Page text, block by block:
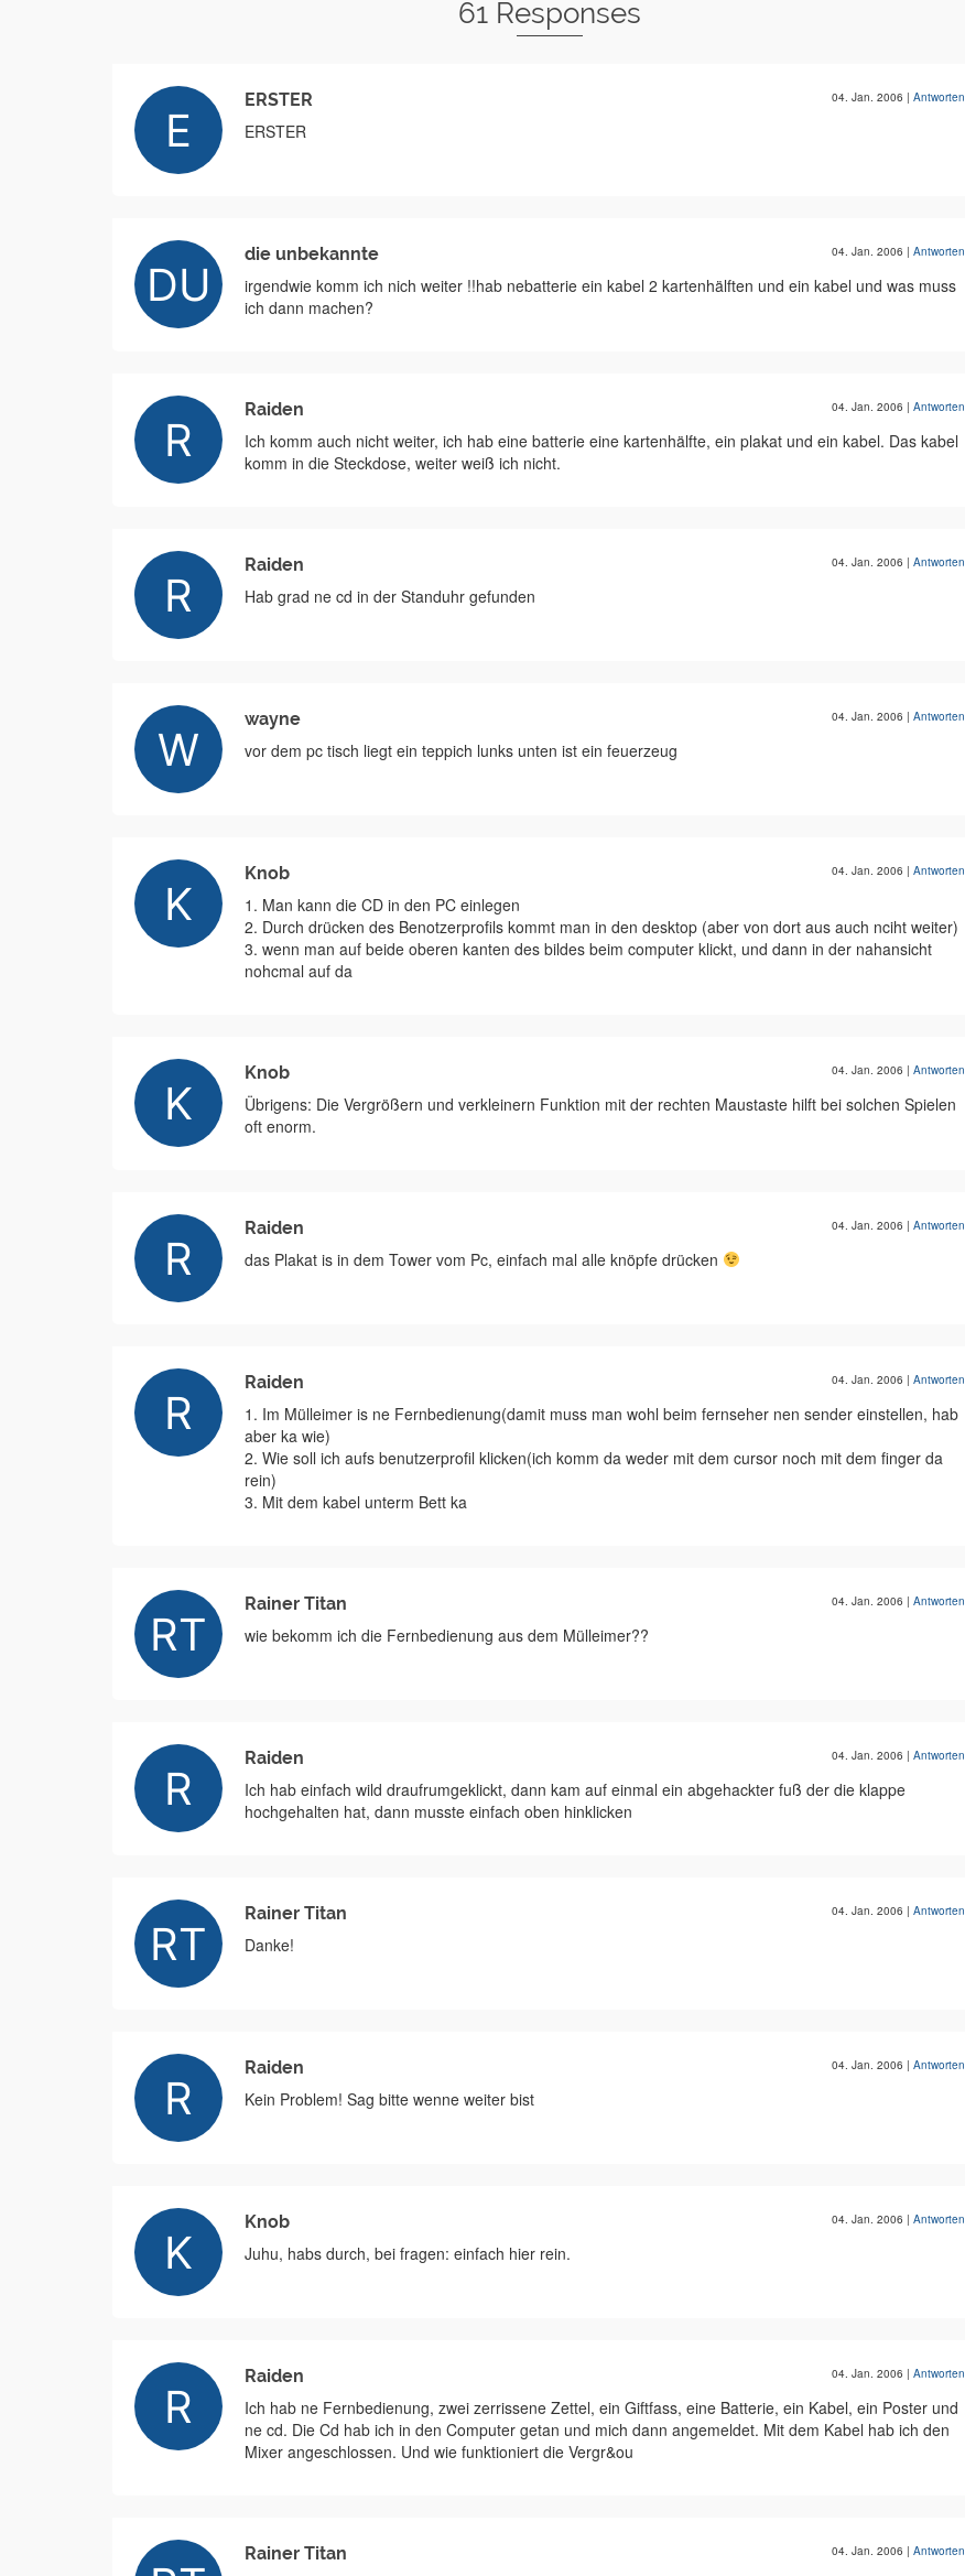
61 Responses
ERSTER 04. Jan. 2006 | Antworten
ERSTER
die unbekannte 04. Jan. 2006 | Antworten
irgendwie komm ich nich weiter !!hab nebatterie ein kabel 2 kartenhälften und ein kabel und was muss
ich dann machen?
Raiden 04. Jan. 2006 | Antworten
Ich komm auch nicht weiter, ich hab eine batterie eine kartenhälfte, ein plakat und ein kabel. Das kabel
komm in die Steckdose, weiter weiß ich nicht.
Raiden 04. Jan. 2006 | Antworten
Hab grad ne cd in der Standuhr gefunden
wayne 04. Jan. 2006 | Antworten
vor dem pc tisch liegt ein teppich lunks unten ist ein feuerzeug
Knob 04. Jan. 2006 | Antworten
1. Man kann die CD in den PC einlegen
2. Durch drücken des Benotzerprofils kommt man in den desktop (aber von dort aus auch nciht weiter)
3. wenn man auf beide oberen kanten des bildes beim computer klickt, und dann in der nahansicht
nohcmal auf da
Knob 04. Jan. 2006 | Antworten
Übrigens: Die Vergrößern und verkleinern Funktion mit der rechten Maustaste hilft bei solchen Spielen
oft enorm.
Raiden 04. Jan. 2006 | Antworten
das Plakat is in dem Tower vom Pc, einfach mal alle knöpfe drücken
Raiden 04. Jan. 2006 | Antworten
1. Im Mülleimer is ne Fernbedienung(damit muss man wohl beim fernseher nen sender einstellen, hab
aber ka wie)
2. Wie soll ich aufs benutzerprofil klicken(ich komm da weder mit dem cursor noch mit dem finger da
rein)
3. Mit dem kabel unterm Bett ka
Rainer Titan 04. Jan. 2006 | Antworten
wie bekomm ich die Fernbedienung aus dem Mülleimer??
Raiden 04. Jan. 2006 | Antworten
Ich hab einfach wild draufrumgeklickt, dann kam auf einmal ein abgehackter fuß der die klappe
hochgehalten hat, dann musste einfach oben hinklicken
Rainer Titan 04. Jan. 2006 | Antworten
Danke!
Raiden 04. Jan. 2006 | Antworten
Kein Problem! Sag bitte wenne weiter bist
Knob 04. Jan. 2006 | Antworten
Juhu, habs durch, bei fragen: einfach hier rein.
Raiden 04. Jan. 2006 | Antworten
Ich hab ne Fernbedienung, zwei zerrissene Zettel, ein Giftfass, eine Batterie, ein Kabel, ein Poster und
ne cd. Die Cd hab ich in den Computer getan und mich dann angemeldet. Mit dem Kabel hab ich den
Mixer angeschlossen. Und wie funktioniert die Vergr&ou
Rainer Titan 04. Jan. 2006 | Antworten